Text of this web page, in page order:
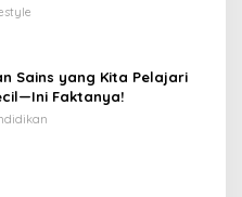
Sains yang Kita Pelajari
Faktanya!